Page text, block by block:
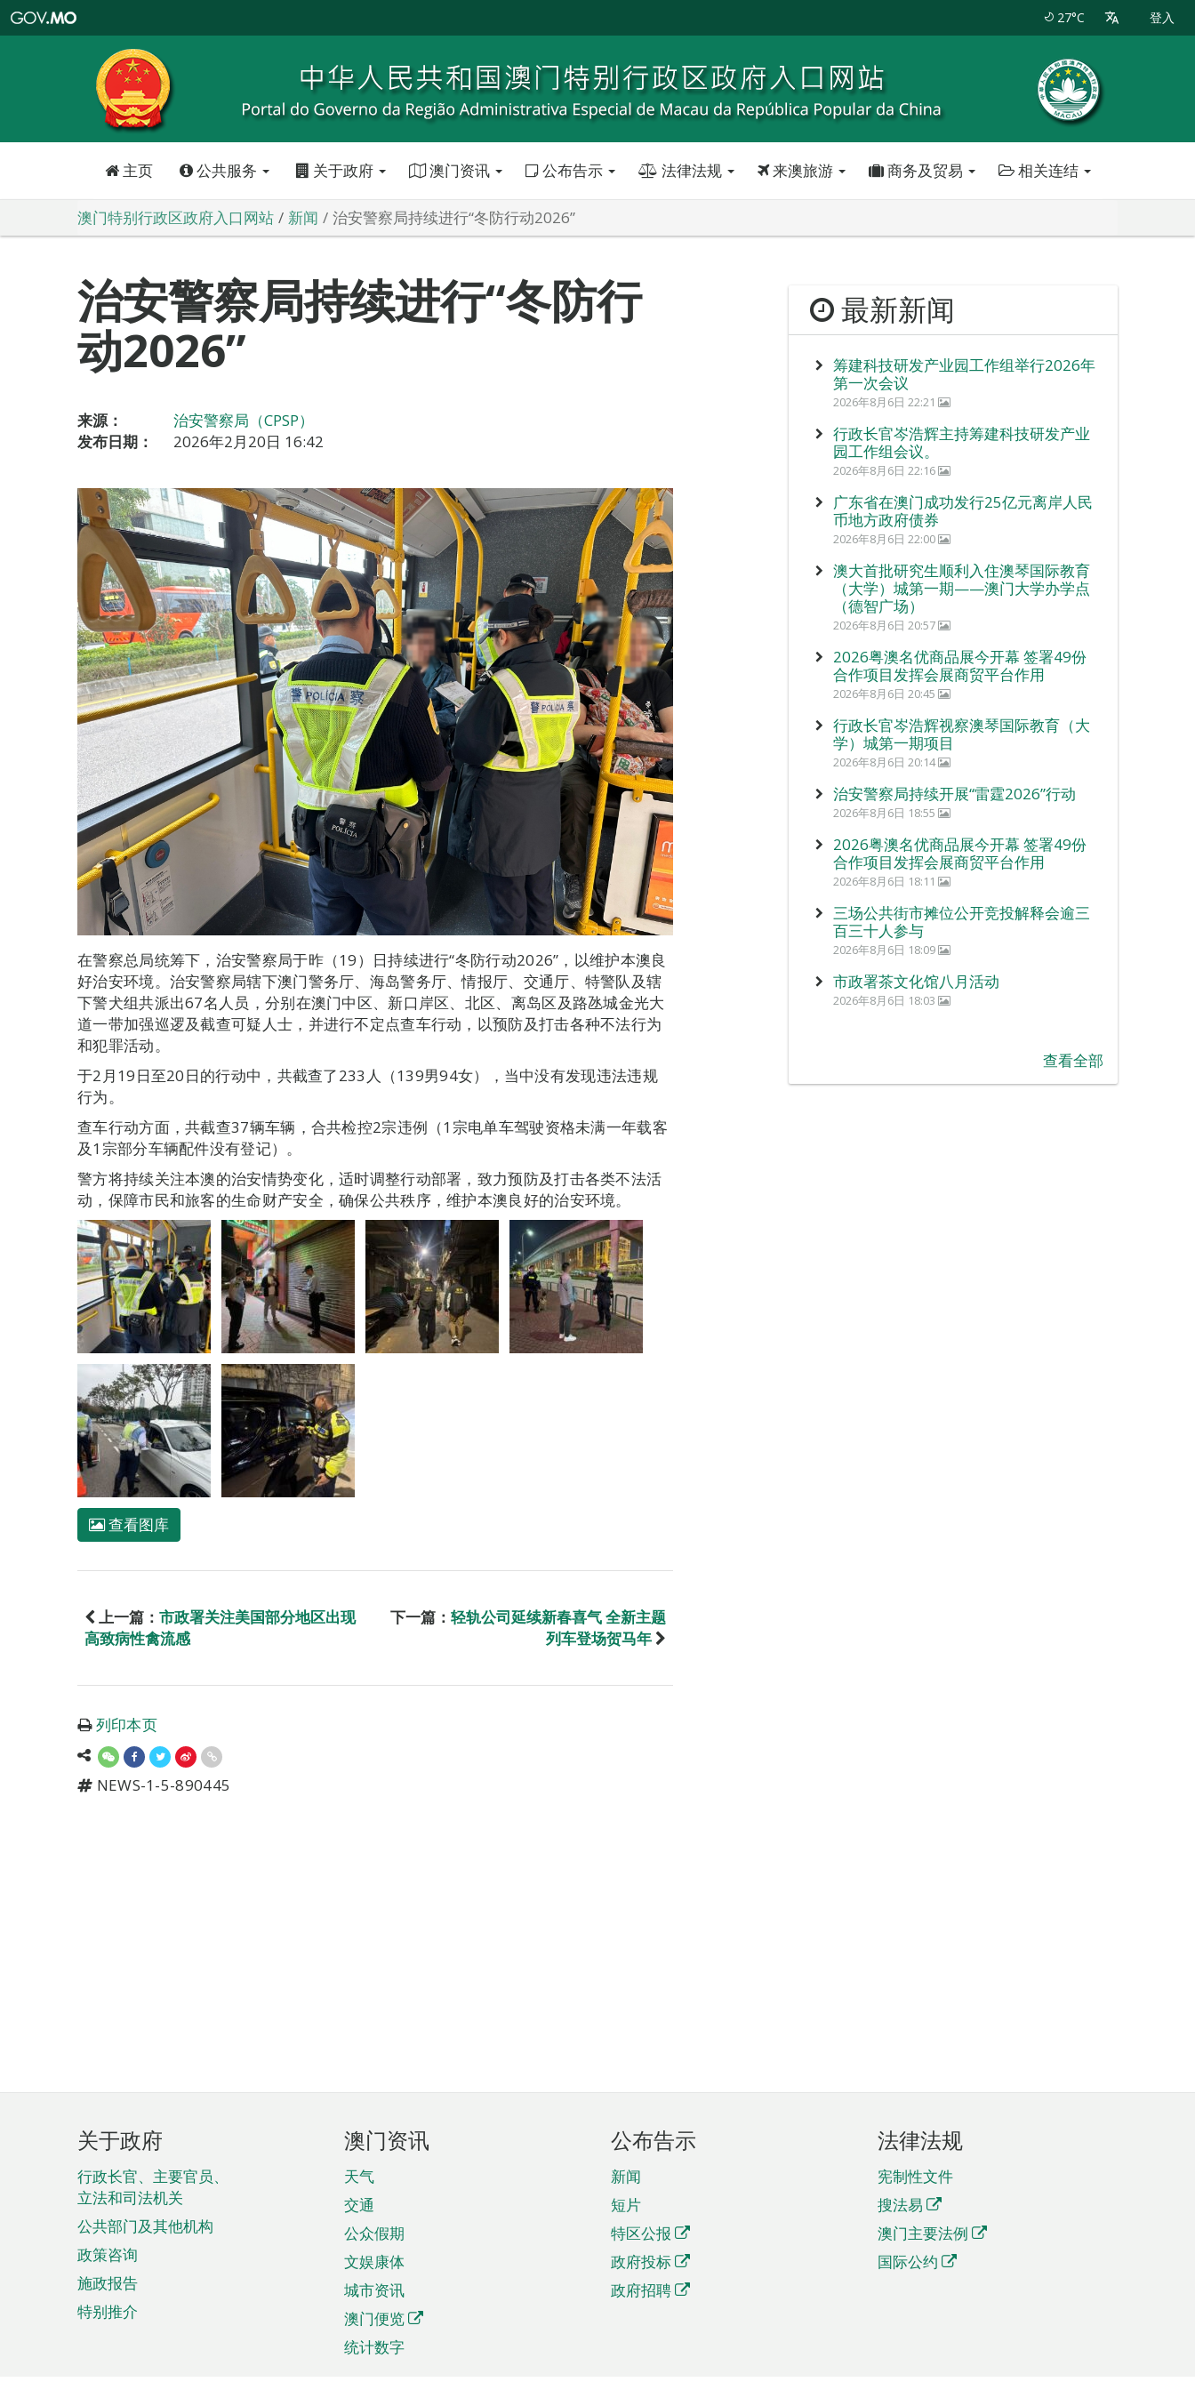
特
政
区
政
口
27°C 登入
主页 公共服务 关于政府 澳门资讯 公布告示 法律法规 来澳旅游 商务及贸易 相关连结
澳门特别行政区政府入口网站 新闻 治安警察局持续进行“冬防行动2026”
治安警察局持续进行“冬防行
动2026”
来源：
治安警察局（CPSP）
发布日期：
2026年2月20日 16:42
在警察总局统筹下，治安警察局于昨（19）日持续进行“冬防行动2026”，以维护本澳良
好治安环境。治安警察局辖下澳门警务厅、海岛警务厅、情报厅、交通厅、特警队及辖
下警犬组共派出67名人员，分别在澳门中区、新口岸区、北区、离岛区及路氹城金光大
道一带加强巡逻及截查可疑人士，并进行不定点查车行动，以预防及打击各种不法行为
和犯罪活动。
于2月19日至20日的行动中，共截查了233人（139男94女），当中没有发现违法违规
行为。
查车行动方面，共截查37辆车辆，合共检控2宗违例（1宗电单车驾驶资格未满一年载客
及1宗部分车辆配件没有登记）。
警方将持续关注本澳的治安情势变化，适时调整行动部署，致力预防及打击各类不法活
动，保障市民和旅客的生命财产安全，确保公共秩序，维护本澳良好的治安环境。
查看图库
上一篇： 市政署关注美国部分地区出现
高致病性禽流感
下一篇： 轻轨公司延续新春喜气 全新主题
列车登场贺马年
列印本页
NEWS-1-5-890445
最新新闻
筹建科技研发产业园工作组举行2026年
第一次会议
2026年8月6日 22:21
行政长官岑浩辉主持筹建科技研发产业
园工作组会议。
2026年8月6日 22:16
广东省在澳门成功发行25亿元离岸人民
币地方政府债券
2026年8月6日 22:00
澳大首批研究生顺利入住澳琴国际教育
（大学）城第一期——澳门大学办学点
（德智广场）
2026年8月6日 20:57
2026粤澳名优商品展今开幕 签署49份
合作项目发挥会展商贸平台作用
2026年8月6日 20:45
行政长官岑浩辉视察澳琴国际教育（大
学）城第一期项目
2026年8月6日 20:14
治安警察局持续开展“雷霆2026”行动
2026年8月6日 18:55
2026粤澳名优商品展今开幕 签署49份
合作项目发挥会展商贸平台作用
2026年8月6日 18:11
三场公共街市摊位公开竞投解释会逾三
百三十人参与
2026年8月6日 18:09
市政署茶文化馆八月活动
2026年8月6日 18:03
查看全部
页
脚
菜
单
关于政府
行政长官、主要官员、
立法和司法机关
公共部门及其他机构
政策咨询
施政报告
特别推介
澳门资讯
天气
交通
公众假期
文娱康体
城市资讯
澳门便览
统计数字
公布告示
新闻
短片
特区公报
政府投标
政府招聘
法律法规
宪制性文件
搜法易
澳门主要法例
国际公约